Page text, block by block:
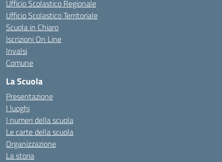
Ufficio Scolastico Regionale
Ufficio Scolastico Territoriale
Scuola in Chiaro
Iscrizioni On Line
Invalsi
Comune
La Scuola
Presentazione
I luoghi
I numeri della scuola
Le carte della scuola
Organizzazione
La storia